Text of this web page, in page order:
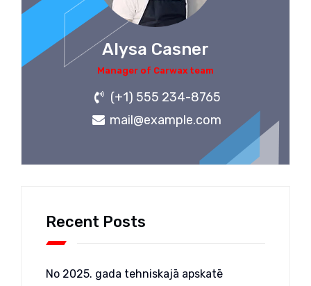
Alysa Casner
Manager of Carwax team
(+1) 555 234-8765
mail@example.com
Recent Posts
No 2025. gada tehniskajā apskatē